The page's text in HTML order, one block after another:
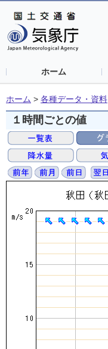
ホーム
ホーム > 各種データ・資料
１時間ごとの値